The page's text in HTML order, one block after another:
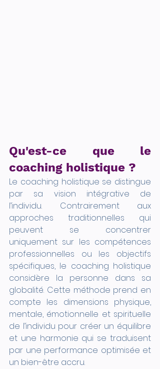
Qu'est-ce que le
coaching holistique ?
Le coaching holistique se distingue
par sa vision intégrative de
l’individu. Contrairement aux
approches traditionnelles qui
peuvent se concentrer
uniquement sur les compétences
professionnelles ou les objectifs
spécifiques, le coaching holistique
considère la personne dans sa
globalité. Cette méthode prend en
compte les dimensions physique,
mentale, émotionnelle et spirituelle
de l’individu pour créer un équilibre
et une harmonie qui se traduisent
par une performance optimisée et
un bien-être accru.